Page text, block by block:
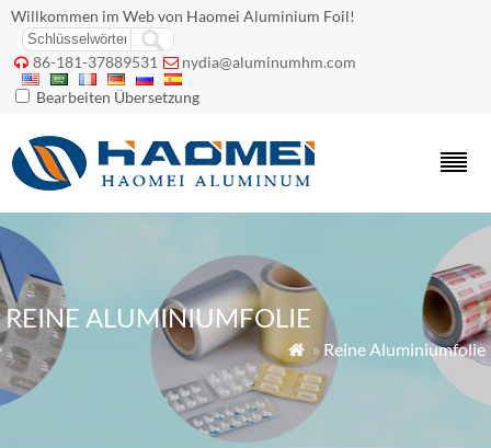
Willkommen im Web von Haomei Aluminium Foil!
 86-181-37889531  nydia@aluminumhm.com
Bearbeiten Übersetzung
REINE ALUMINIUMFOLIE
 » Reine Aluminiumfolie